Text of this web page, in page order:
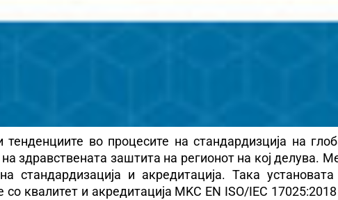
тенденциите во процесите на стандардизција на
на здравствената заштита на регионот на кој
стандардизација и акредитација. Така
квалитет и акредитација MKC EN ISO/IEC